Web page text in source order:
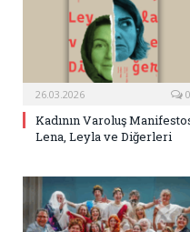
26.03.2026 0
Kadının Varoluş
Lena, Leyla ve Diğerleri